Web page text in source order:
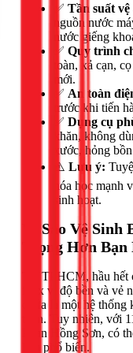
✅ Tần suất vệ
nguồn nước
nước giếng
✅ Quy trình
toàn, xả cạn,
mới.
✅ An toàn
trước khi tiến
✅ Dụng cụ
khăn, không
xước, hỏng
⚠️ Lưu ý:
hóa học
sinh hoạt.
Vì Sao Vệ
Trọng Hơn Bạn
Tại TPHCM, hầu
inox vì độ bền và vẻ
chứa là một hệ
toàn. Tuy nhiên, với
Phan Hồng Sơn, có
lầm phổ biến.